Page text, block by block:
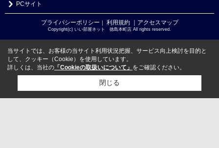
PCサイト
プライバシーポリシー 利用規約 ｜アクセスマップ
Copyright(c) いい部屋ネット 徳島本町店 All rights reserved.
当サイトでは、お客様の当サイト利用状況把握、サービス向上検討を目的と
して、クッキー（Cookie）を使用しています。
詳しくは、当社の 「Cookieの取扱いについて」 をご確認ください。
閉じる